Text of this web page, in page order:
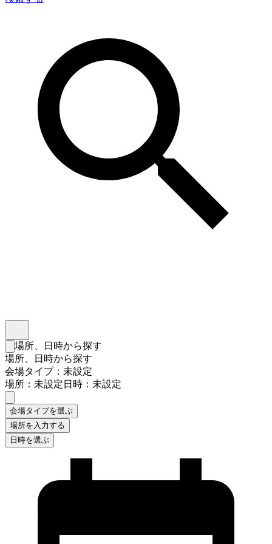
検索フォームを閉じる
場所、日時から探す
場所、日時から探す
会場タイプ：未設定
場所：未設定日時：未設定
会場タイプを選ぶ
場所を入力する
日時を選ぶ